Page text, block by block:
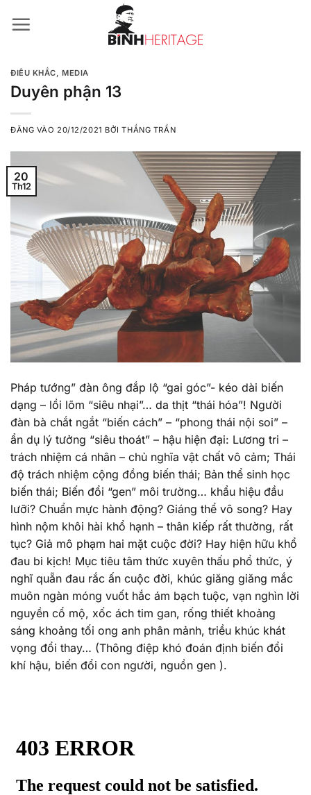
qua
ĐIÊU KHẮC,MEDIA
Duyên phận 13
ĐĂNG VÀO 20/12/2021 BỞITHẮNG TRẦN
20
Th12
Pháp tướng” đàn ông đắp lộ “gai góc”- kéo dài biến
dạng – lồi lõm “siêu nhại”… da thịt “thái hóa”! Người
đàn bà chắt ngắt “biến cách” – “phong thái nội soi” –
ẩn dụ lý tưởng “siêu thoát” – hậu hiện đại: Lương tri –
trách nhiệm cá nhân – chủ nghĩa vật chất vô cảm; Thái
độ trách nhiệm cộng đồng biến thái; Bản thể sinh học
biến thái; Biến đổi “gen” môi trường… khẩu hiệu đầu
lưỡi? Chuẩn mực hành động? Giáng thể vô song? Hay
hình nộm khôi hài khổ hạnh – thân kiếp rất thường, rất
tục? Giả mô phạm hai mặt cuộc đời? Hay hiện hữu khổ
đau bi kịch! Mục tiêu tâm thức xuyên thấu phổ thức, ý
nghĩ quẵn đau rắc ấn cuộc đời, khúc giăng giăng mắc
muôn ngàn móng vuốt hắc ám bạch tuộc, vạn nghìn lời
nguyền cổ mộ, xốc ách tim gan, rống thiết khoảng
sáng khoảng tối ong anh phân mảnh, triều khúc khát
vọng đổi thay… (Thông điệp khó đoán định biến đổi
khí hậu, biến đổi con người, nguồn gen ).